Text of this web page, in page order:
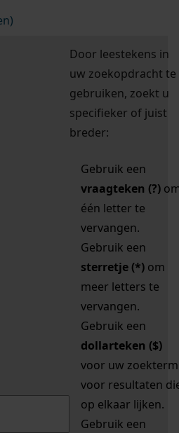
Door leestekens in
uw zoekopdracht te
gebruiken, zoekt u
specifieker of juist
breder:
Gebruik een
vraagteken (?)
één letter te
vervangen.
Gebruik een
sterretje (*) om
meer letters te
vervangen.
Gebruik een
dollarteken ($)
voor uw zoekterm
voor resultaten
op elkaar lijken.
Gebruik een